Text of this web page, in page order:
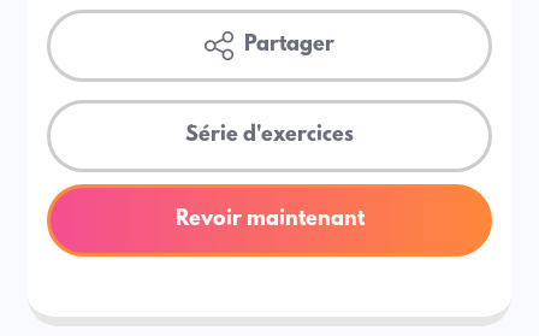
Partager
Série d'exercices
Revoir maintenant